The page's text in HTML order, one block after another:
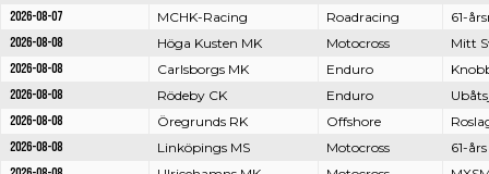
2026-08-07
MCHK-Racing Roadracing
61-
2026-08-08
Höga Kusten MK Motocross
Mitt
2026-08-08
Carlsborgs MK Enduro
2026-08-08
Rödeby CK Enduro
2026-08-08
Öregrunds RK Offshore
2026-08-08
Linköpings MS Motocross
61-